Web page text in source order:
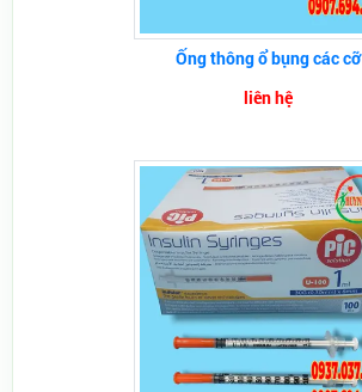
Ống thông ổ bụng các cỡ
liên hệ